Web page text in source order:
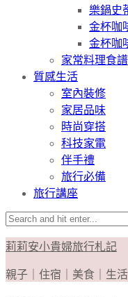
樂鍋史
金杯咖
金杯咖
家常料理食譜
質感生活
室內裝修
家居品味
時尚穿搭
科技家電
伴手禮
旅行必備
旅行講座
莉莉安小貴婦旅行札記
親子｜住宿｜美食｜生